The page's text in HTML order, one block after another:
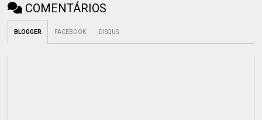
COMENTÁRIOS
BLOGGER FACEBOOK DISQUS